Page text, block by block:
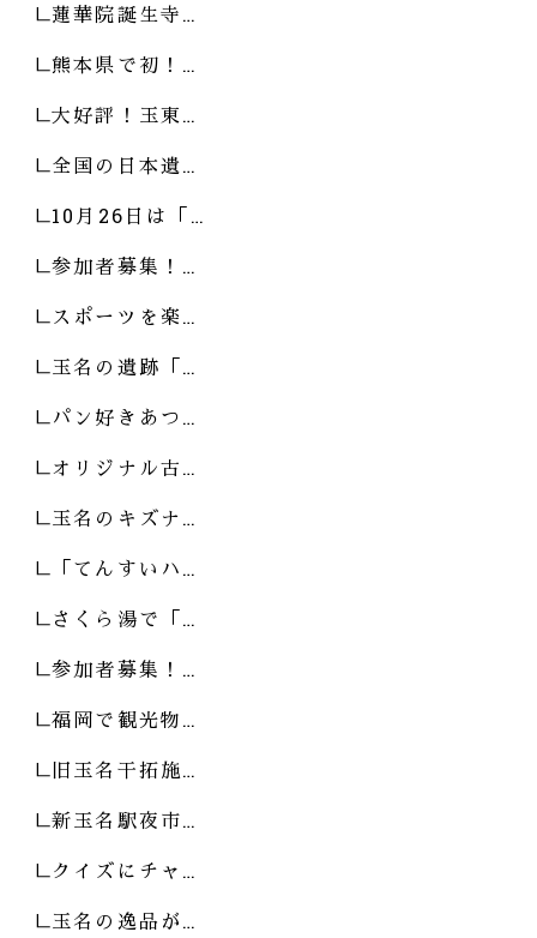
蓮華院誕生寺…
熊本県で初！…
大好評！玉東…
全国の日本遺…
10月26日は「…
参加者募集！…
スポーツを楽…
玉名の遺跡「…
パン好きあつ…
オリジナル古…
玉名のキズナ…
「てんすいハ…
さくら湯で「…
参加者募集！…
福岡で観光物…
旧玉名干拓施…
新玉名駅夜市…
クイズにチャ…
玉名の逸品が…